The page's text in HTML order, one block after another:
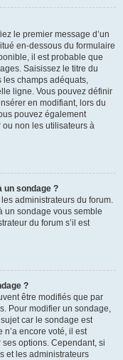
le premier message d’un
en-dessous du formulaire
il est probable que
Saisissez le titre du
champs adéquats,
ligne. Vous pouvez définir
en modifiant, lors du
pouvez également
non les utilisateurs à
un sondage ?
administrateurs du forum.
un sondage vous semble
du forum s’il est
?
être modifiés que par
Pour modifier un sondage,
car le sondage est
encore voté, il est
options. Cependant, si
et les administrateurs